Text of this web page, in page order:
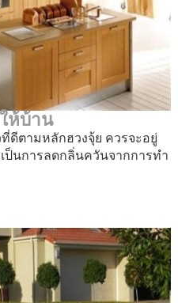
ห้บ้าน
ดีตามหลักฮวงจุ้ย ควรจะอยู่
ป็นการลดกลิ่นควันจากการทำ